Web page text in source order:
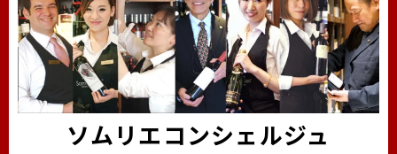
ソムリエコンシェルジュ